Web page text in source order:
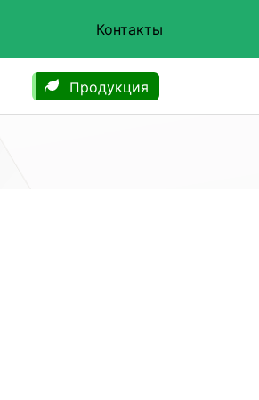
Контакты
Продукция